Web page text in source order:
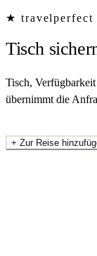
★ travelperfect
Tisch
Tisch,
übernimmt die
+ Zur Reise